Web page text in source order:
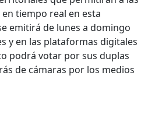
tiempo real en esta
emitirá de lunes a domingo
y en las plataformas digitales
podrá votar por sus duplas
de cámaras por los medios